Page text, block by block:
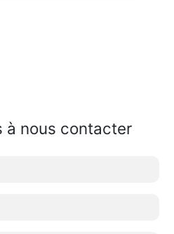
à nous contacter